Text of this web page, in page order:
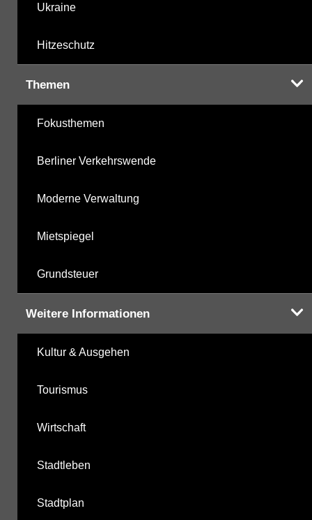
Ukraine
Hitzeschutz
Themen
Fokusthemen
Berliner Verkehrswende
Moderne Verwaltung
Mietspiegel
Grundsteuer
Weitere Informationen
Kultur & Ausgehen
Tourismus
Wirtschaft
Stadtleben
Stadtplan